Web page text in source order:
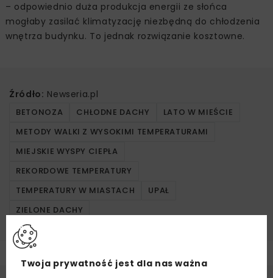
– odpowiednio duża produkcja energii ze słońca
mogłaby zasilać klimatyzację niezbędną do chłodzenia
wnętrza budynku. To jednak rozwiązanie kosztowne.
Źródło: Newseria.pl
BETONOZA CHŁODNE DACHY
LATO W MIEŚCIE
METODY WALKI Z WYSOKIMI TEMPERATURAMI
MIEJSKIE WYSPY CIEPŁA
REKORDOWE TEMPERATURY
TEMPERATURY W MIASTACH
UPAŁ
ZIELONE DACHY
Twoja prywatność jest dla nas ważna